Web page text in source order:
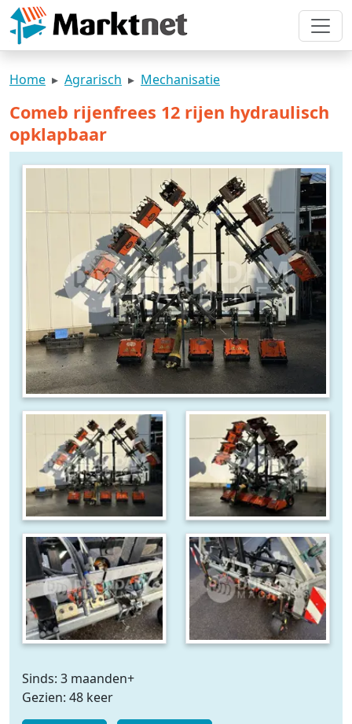
Home Agrarisch Mechanisatie
Comeb rijenfrees 12 rijen hydraulisch
opklapbaar
Sinds: 3 maanden+
Gezien: 48 keer